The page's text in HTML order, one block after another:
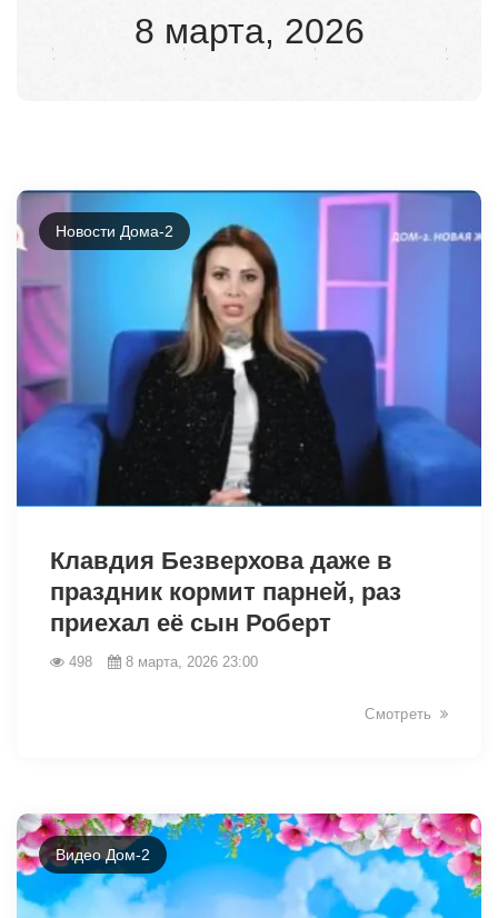
8 марта, 2026
Новости Дома-2
Клавдия Безверхова даже в
праздник кормит парней, раз
приехал её сын Роберт
498 8 марта, 2026 23:00
Смотреть
Видео Дом-2